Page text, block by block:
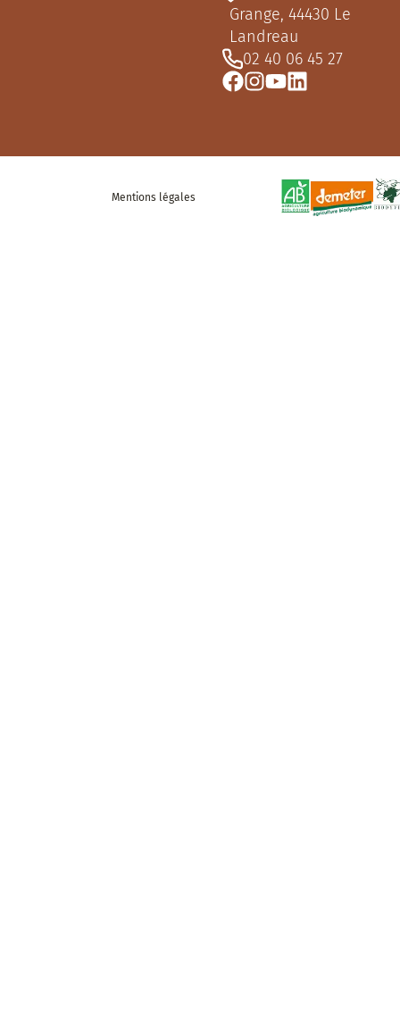
Grange, 44430 Le
Landreau
02 40 06 45 27
Mentions légales